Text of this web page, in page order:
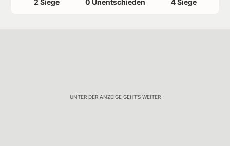
2 Siege 0 Unentschieden 4 Siege
UNTER DER ANZEIGE GEHT'S WEITER